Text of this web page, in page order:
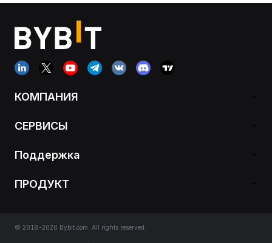
КОМПАНИЯ
СЕРВИСЫ
Поддержка
ПРОДУКТ
© 2018-2026 Bybit.com. All rights reserved.